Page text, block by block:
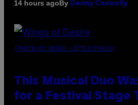
14 hours agoBy Denny Connolly
(PHOTO BY AMBER LITTLE/PRESS)
This Musical Duo
for a Festival Stage